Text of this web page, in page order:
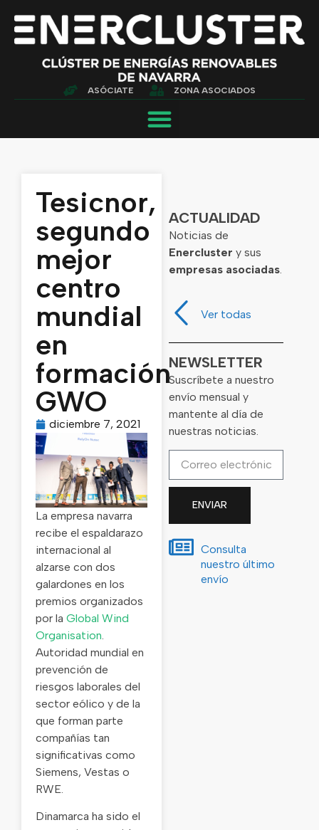
ASÓCIATE ZONA ASOCIADOS
Tesicnor,
segundo
mejor
centro
mundial
en
formación
GWO
diciembre 7, 2021
La empresa navarra
recibe el espaldarazo
internacional al
alzarse con dos
galardones en los
premios organizados
por la Global Wind
Organisation.
Autoridad mundial en
prevención de
riesgos laborales del
sector eólico y de la
que forman parte
compañías tan
significativas como
Siemens, Vestas o
RWE.
Dinamarca ha sido el
ACTUALIDAD
Noticias de
Enercluster y sus
empresas asociadas.
Ver todas
NEWSLETTER
Suscríbete a nuestro
envío mensual y
mantente al día de
nuestras noticias.
ENVIAR
Consulta
nuestro último
envío